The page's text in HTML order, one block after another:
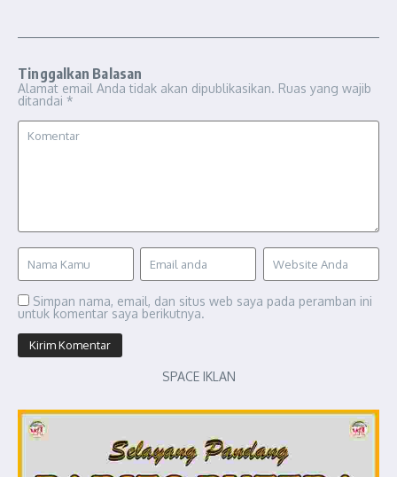
Tinggalkan Balasan
Alamat email Anda tidak akan dipublikasikan. Ruas yang wajib
ditandai *
Simpan nama, email, dan situs web saya pada peramban ini
untuk komentar saya berikutnya.
SPACE IKLAN